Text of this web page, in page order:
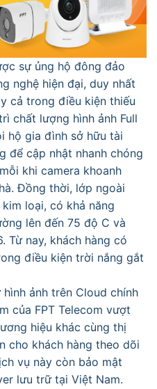
sự ủng hộ đông đảo
nghệ hiện đại, duy nhất
cả trong điều kiện thiếu
chất lượng hình ảnh Full
hộ gia đình sở hữu tài
để cập nhật nhanh chóng
khi camera khoanh
Đồng thời, lớp ngoài
loại, có khả năng
lên đến 75 độ C và
Từ nay, khách hàng có
điều kiện trời nắng gắt
ảnh trên Cloud chính
của FPT Telecom vượt
hiệu khác cùng thị
cho khách hàng theo dõi
vụ này còn bảo mật
lưu trữ tại Việt Nam.